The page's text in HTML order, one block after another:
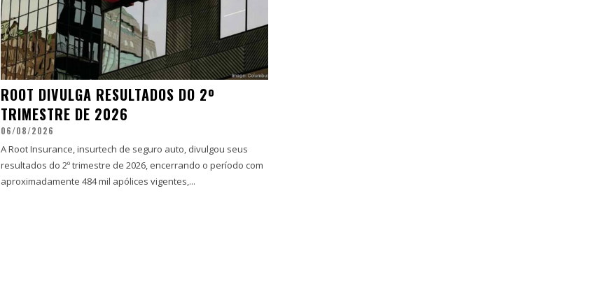
ROOT DIVULGA RESULTADOS DO 2º
TRIMESTRE DE 2026
06/08/2026
A Root Insurance, insurtech de seguro auto, divulgou seus
resultados do 2º trimestre de 2026, encerrando o período com
aproximadamente 484 mil apólices vigentes,...